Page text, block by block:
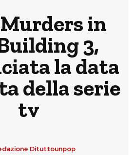
in
3,
la data
della serie
tv
Dituttounpop